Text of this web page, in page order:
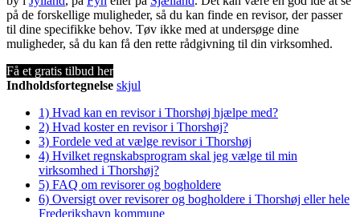
på de forskellige muligheder, så du kan finde en revisor, der passer
til dine specifikke behov. Tøv ikke med at undersøge dine
muligheder, så du kan få den rette rådgivning til din virksomhed.
Få et gratis tilbud her
Indholdsfortegnelse skjul
1) Hvad kan en revisor i Thorshøj hjælpe med?
2) Hvad koster en revisor i Thorshøj?
3) Fordele ved at vælge revisor i Thorshøj
4) Hvilket regnskabsprogram skal jeg vælge til min
virksomhed i Thorshøj?
5) FAQ om revisorer og bogholdere
6) Oversigt over revisorer og bogholdere i Thorshøj eller hele
Frederikshavn kommune